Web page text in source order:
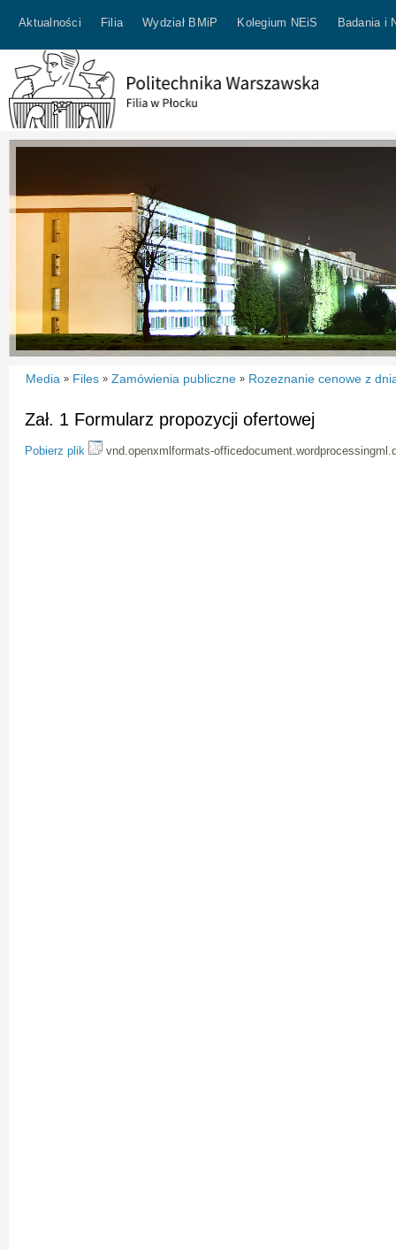
Aktualności Filia Wydział BMiP Kolegium NEiS Badania i
Media » Files » Zamówienia publiczne » Rozeznanie cenowe z
Zał. 1 Formularz propozycji ofertowej
Pobierz plik vnd.openxmlformats-